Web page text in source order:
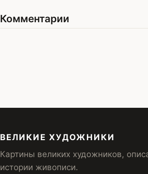
Комментарии
ВЕЛИКИЕ ХУДОЖНИКИ
Картины великих художников,
истории живописи.